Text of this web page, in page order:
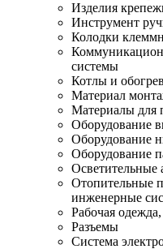
Изделия
Инструмент
Колодки
системы
Котлы и
Материал
Материалы для
Оборудование
Оборудование
Оборудование
Осветительные
Отопительные
инженерные
Рабочая
Разъемы
Система